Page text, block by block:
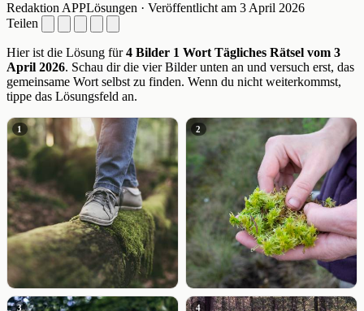
Redaktion APPLösungen · Veröffentlicht am 3 April 2026
Teilen
Hier ist die Lösung für4 Bilder 1 Wort Tägliches Rätsel vom 3
April 2026. Schau dir die vier Bilder unten an und versuch erst, das
gemeinsame Wort selbst zu finden. Wenn du nicht weiterkommst,
tippe das Lösungsfeld an.
1 2
3 4